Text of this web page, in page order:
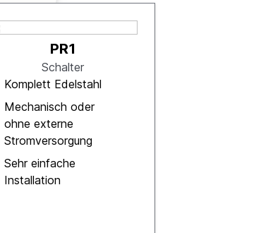
PR1
Schalter
Komplett Edelstahl
Mechanisch oder
ohne externe
Stromversorgung
Sehr einfache
Installation